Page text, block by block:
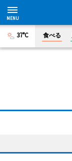
37°C 食べる